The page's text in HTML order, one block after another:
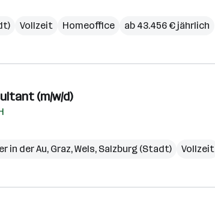
Vollzeit Homeoffice ab 43.456 € jährlich
(m/w/d)
in der Au, Graz,Wels, Salzburg (Stadt) Vollzeit